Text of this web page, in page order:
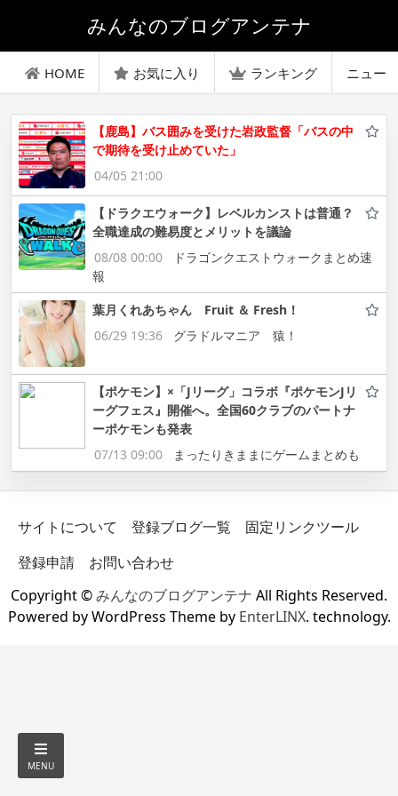
みんなのブログアンテナ
HOME お気に入り ランキング ニュー
【鹿島】バス囲みを受けた岩政監督「バスの中
で期待を受け止めていた」
04/05 21:00
【ドラクエウォーク】レベルカンストは普通？
全職達成の難易度とメリットを議論
08/08 00:00
ドラゴンクエストウォークまとめ速
報
葉月くれあちゃん Fruit ＆ Fresh！
06/29 19:36
グラドルマニア 猿！
【ポケモン】×「Jリーグ」コラボ『ポケモンJリ
ーグフェス』開催へ。全国60クラブのパートナ
ーポケモンも発表
07/13 09:00
まったりきままにゲームまとめも
サイトについて 登録ブログ一覧
固定リンクツール
登録申請
お問い合わせ
Copyright ©みんなのブログアンテナ All Rights Reserved.
Powered by WordPress Theme by EnterLINX. technology.
MENU